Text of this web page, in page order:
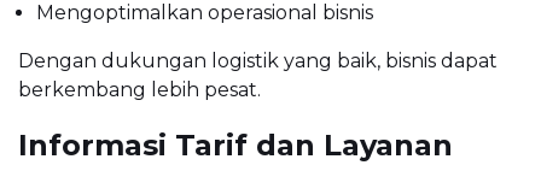
Mengoptimalkan operasional bisnis
Dengan dukungan logistik yang baik, bisnis dapat
berkembang lebih pesat.
Informasi Tarif dan Layanan